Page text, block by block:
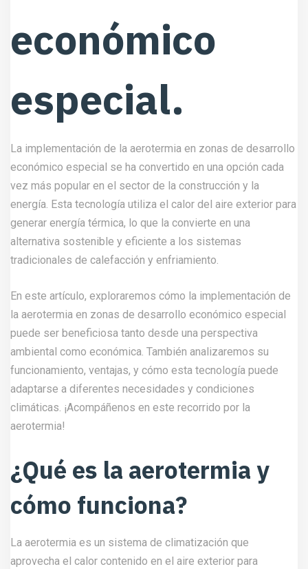
económico
especial.
La implementación de la aerotermia en zonas de desarrollo
económico especial se ha convertido en una opción cada
vez más popular en el sector de la construcción y la
energía. Esta tecnología utiliza el calor del aire exterior para
generar energía térmica, lo que la convierte en una
alternativa sostenible y eficiente a los sistemas
tradicionales de calefacción y enfriamiento.
En este artículo, exploraremos cómo la implementación de
la aerotermia en zonas de desarrollo económico especial
puede ser beneficiosa tanto desde una perspectiva
ambiental como económica. También analizaremos su
funcionamiento, ventajas, y cómo esta tecnología puede
adaptarse a diferentes necesidades y condiciones
climáticas. ¡Acompáñenos en este recorrido por la
aerotermia!
¿Qué es la aerotermia y
cómo funciona?
La aerotermia es un sistema de climatización que
aprovecha el calor contenido en el aire exterior para